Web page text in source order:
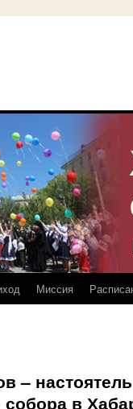
Миссия
– настоятель
в